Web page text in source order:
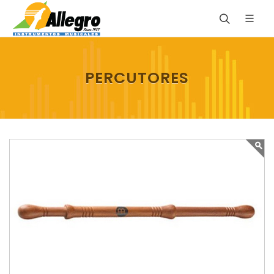
PERCUTORES